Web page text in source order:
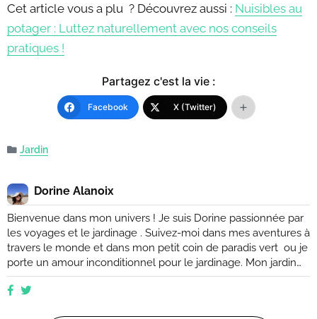
Cet article vous a plu ? Découvrez aussi : Nuisibles au
potager : Luttez naturellement avec nos conseils
pratiques !
Partagez c'est la vie :
Facebook X (Twitter)
Jardin
Dorine Alanoix
Bienvenue dans mon univers ! Je suis Dorine passionnée par
les voyages et le jardinage . Suivez-moi dans mes aventures à
travers le monde et dans mon petit coin de paradis vert ou je
porte un amour inconditionnel pour le jardinage. Mon jardin
est mon havre de paix, un endroit où je peux me ressourcer
et m'émerveiller devant la beauté de la nature. Suivez mes